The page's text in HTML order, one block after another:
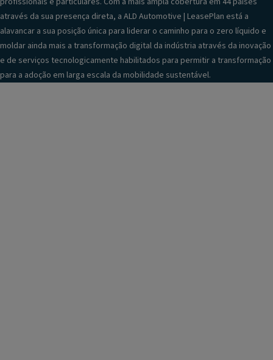
através da sua presença direta, a ALD Automotive | LeasePlan está a
alavancar a sua posição única para liderar o caminho para o zero líquido e
moldar ainda mais a transformação digital da indústria através da inovação
e de serviços tecnologicamente habilitados para permitir a transformação
para a adoção em larga escala da mobilidade sustentável.